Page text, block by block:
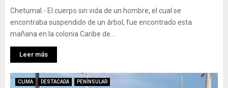
Chetumal.- El cuerpo sin vida de un hombre, el cual se
encontraba suspendido de un árbol, fue encontrado esta
mañana en la colonia Caribe de...
Leer más
CLIMA DESTACADA PENÍNSULAR